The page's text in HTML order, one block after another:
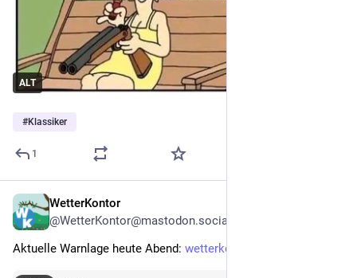
ALT
#Klassiker
1
WetterKontor
@WetterKontor@mastodon.social
Aktuelle Warnlage heute Abend: wetterkontor.de/warnungen/